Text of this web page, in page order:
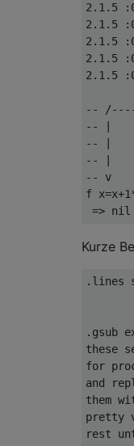
2.1.5
2.1.5
2.1.5
2.1.5
2.1.5
--
-- |
-- |    |
-- |
-- v
f
Kurze
.lines
these
for
and
rest